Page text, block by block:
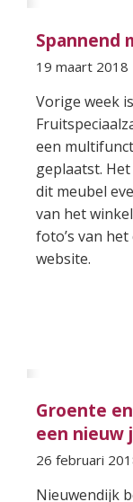
Spannend
19 maart 2018
Vorige week
een
geplaatst.
dit meubel
van het
foto’s van
website.
Groente
een nieuw
26 februari
Nieuwendijk